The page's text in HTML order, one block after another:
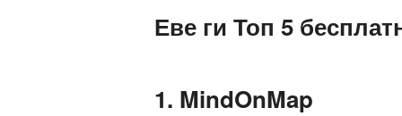
Еве ги Топ 5
1. MindOnMap